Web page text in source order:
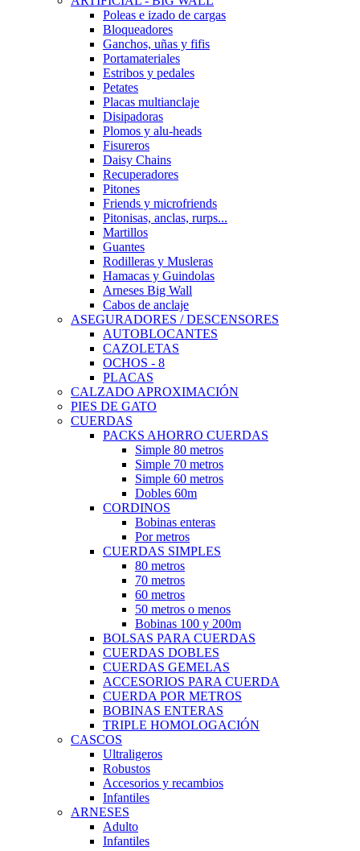
Poleas e izado de cargas
Bloqueadores
Ganchos, uñas y fifis
Portamateriales
Estribos y pedales
Petates
Placas multianclaje
Disipadoras
Plomos y alu-heads
Fisureros
Daisy Chains
Recuperadores
Pitones
Friends y microfriends
Pitonisas, anclas, rurps...
Martillos
Guantes
Rodilleras y Musleras
Hamacas y Guindolas
Arneses Big Wall
Cabos de anclaje
ASEGURADORES / DESCENSORES
AUTOBLOCANTES
CAZOLETAS
OCHOS - 8
PLACAS
CALZADO APROXIMACIÓN
PIES DE GATO
CUERDAS
PACKS AHORRO CUERDAS
Simple 80 metros
Simple 70 metros
Simple 60 metros
Dobles 60m
CORDINOS
Bobinas enteras
Por metros
CUERDAS SIMPLES
80 metros
70 metros
60 metros
50 metros o menos
Bobinas 100 y 200m
BOLSAS PARA CUERDAS
CUERDAS DOBLES
CUERDAS GEMELAS
ACCESORIOS PARA CUERDA
CUERDA POR METROS
BOBINAS ENTERAS
TRIPLE HOMOLOGACIÓN
CASCOS
Ultraligeros
Robustos
Accesorios y recambios
Infantiles
ARNESES
Adulto
Infantiles